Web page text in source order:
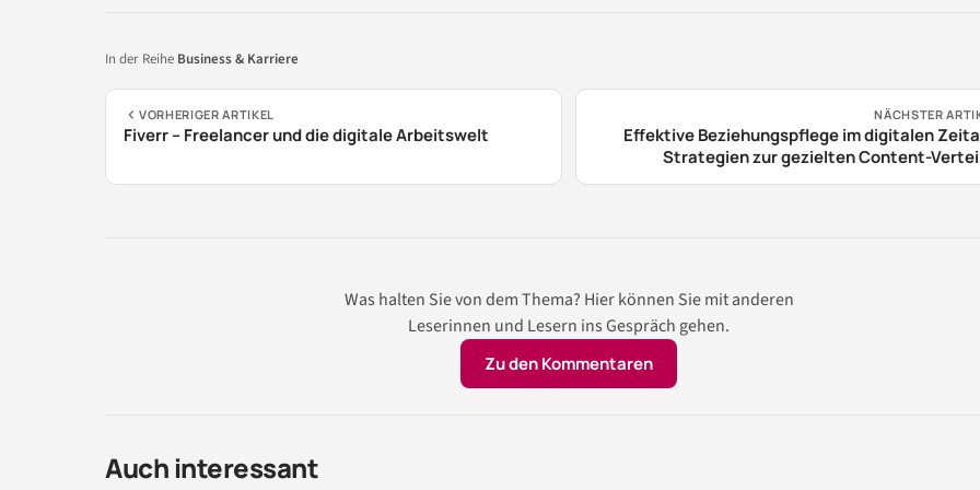
In der Reihe Business & Karriere
VORHERIGER ARTIKEL
Fiverr – Freelancer und die digitale Arbeitswelt
NÄCHSTER
Effektive Beziehungspflege im digitalen
Strategien zur gezielten Content-
Was halten Sie von dem Thema? Hier können Sie mit anderen
Leserinnen und Lesern ins Gespräch gehen.
Zu den Kommentaren
Auch interessant